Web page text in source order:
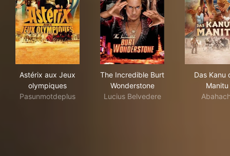
Astérix aux Jeux
olympiques
Pasunmotdeplus
The Incredible Burt
Wonderstone
Lucius Belvedere
Das Kanu
Manitu